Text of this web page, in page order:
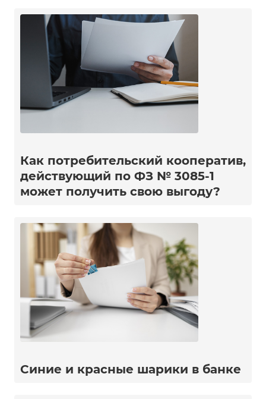
Как потребительский кооператив,
действующий по ФЗ № 3085-1
может получить свою выгоду?
Синие и красные шарики в банке